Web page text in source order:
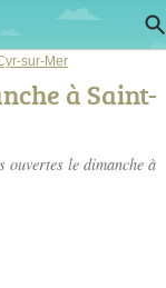
sur-Mer
à Saint-
le dimanche à